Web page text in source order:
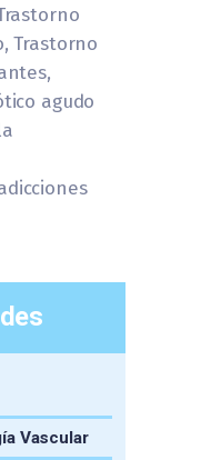
Trastorno
agudo
Vascular